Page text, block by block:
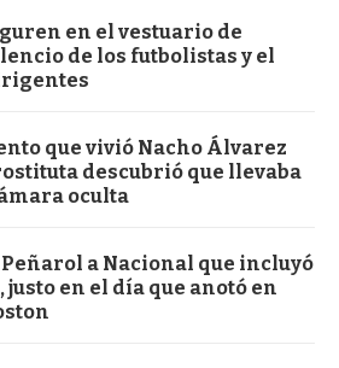
en el vestuario de
de los futbolistas y el
que vivió Nacho Álvarez
descubrió que llevaba
oculta
a Nacional que incluyó
justo en el día que anotó en